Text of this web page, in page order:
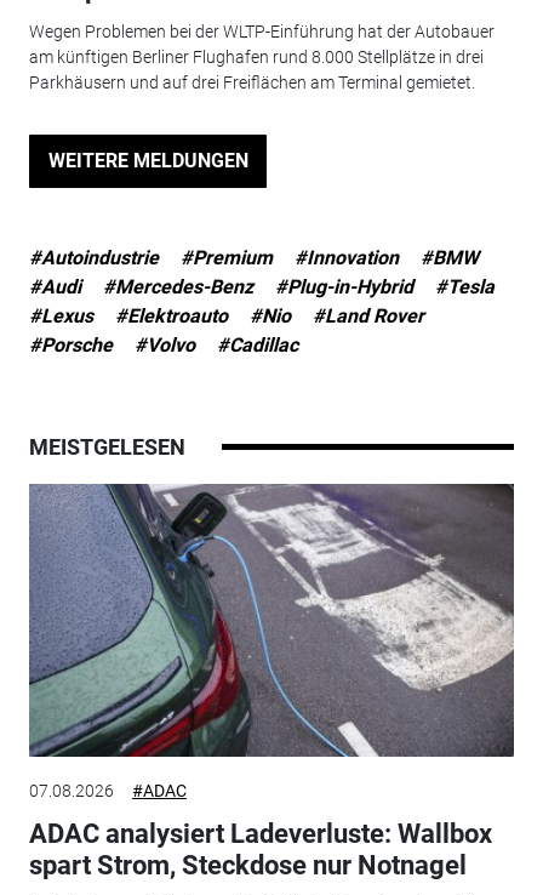
Wegen Problemen bei der WLTP-Einführung hat der Autobauer
am künftigen Berliner Flughafen rund 8.000 Stellplätze in drei
Parkhäusern und auf drei Freiflächen am Terminal gemietet.
WEITERE MELDUNGEN
#Autoindustrie #Premium #Innovation
#BMW
#Audi
#Mercedes-Benz #Plug-in-Hybrid
#Tesla
#Lexus
#Elektroauto #Nio
#Land Rover
#Porsche
#Volvo #Cadillac
MEISTGELESEN
07.08.2026 #ADAC
ADAC analysiert Ladeverluste: Wallbox
spart Strom, Steckdose nur Notnagel